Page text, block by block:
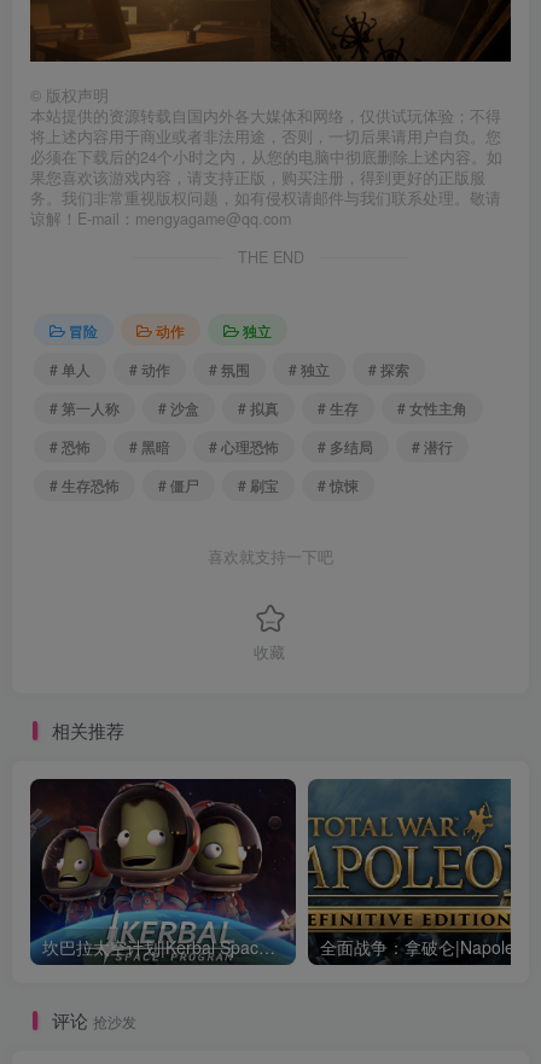
© 版权声明
本站提供的资源转载自国内外各大媒体和网络，仅供试玩体验；不得
将上述内容用于商业或者非法用途，否则，一切后果请用户自负。您
必须在下载后的24个小时之内，从您的电脑中彻底删除上述内容。如
果您喜欢该游戏内容，请支持正版，购买注册，得到更好的正版服
务。我们非常重视版权问题，如有侵权请邮件与我们联系处理。敬请
谅解！E-mail：mengyagame@qq.com
THE END
冒险 动作
独立
# 单人
# 动作 # 氛围 # 独立
# 探索
# 第一人称
# 沙盒 # 拟真 # 生存
# 女性主角
# 恐怖
# 黑暗 # 心理恐怖 # 多结局
# 潜行
# 生存恐怖
# 僵尸 # 刷宝 # 惊悚
喜欢就支持一下吧
收藏
相关推荐
坎巴拉太空计划|Kerbal Space Program|1.12.5.3190|整合全DLC
评论 抢沙发